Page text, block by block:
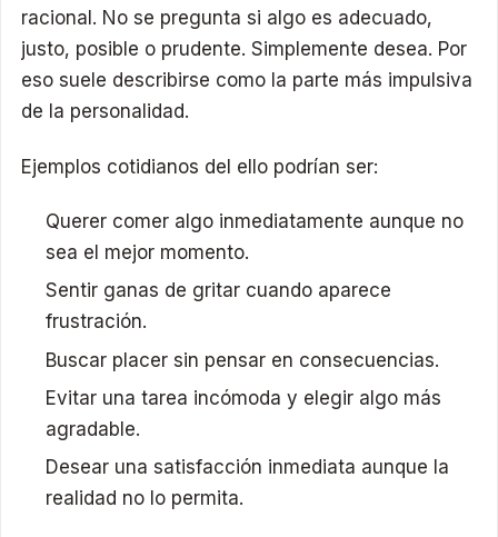
racional. No se pregunta si algo es adecuado,
justo, posible o prudente. Simplemente desea. Por
eso suele describirse como la parte más impulsiva
de la personalidad.
Ejemplos cotidianos del ello podrían ser:
Querer comer algo inmediatamente aunque no
sea el mejor momento.
Sentir ganas de gritar cuando aparece
frustración.
Buscar placer sin pensar en consecuencias.
Evitar una tarea incómoda y elegir algo más
agradable.
Desear una satisfacción inmediata aunque la
realidad no lo permita.